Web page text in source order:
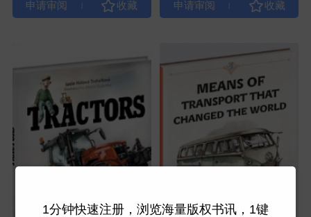
1分钟快速注册，浏览海量版权书讯，1键